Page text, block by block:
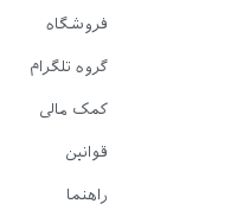
فروشگاه
گروه تلگرام
کمک مالی
قوانین
راهنما